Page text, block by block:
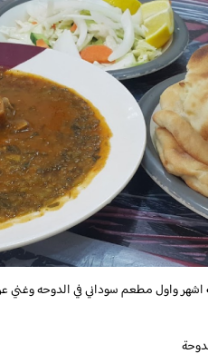
اشهر واول مطعم سوداني في الدوحه وغني